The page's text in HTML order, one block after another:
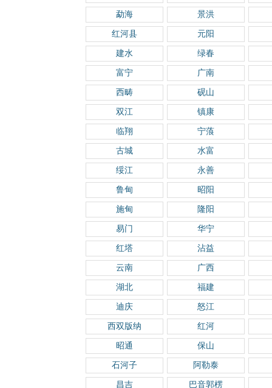
勐海 景洪
红河县 元阳
建水 绿春
富宁 广南
西畴 砚山
双江 镇康
临翔 宁蒗
古城 水富
绥江 永善
鲁甸 昭阳
施甸 隆阳
易门 华宁
红塔 沾益
云南 广西
湖北 福建
迪庆 怒江
西双版纳 红河
昭通 保山
石河子 阿勒泰
昌吉 巴音郭楞